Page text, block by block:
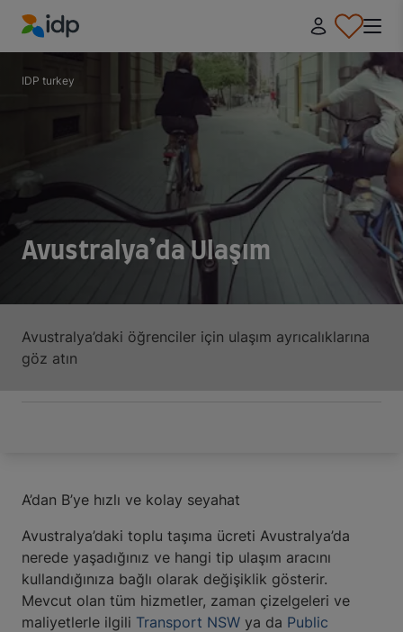
IDP Education
IDP turkey
Avustralya’da Ulaşım
Avustralya’daki öğrenciler için ulaşım ayrıcalıklarına
göz atın
A’dan B’ye hızlı ve kolay seyahat
Avustralya’daki toplu taşıma ücreti Avustralya’da
nerede yaşadığınız ve hangi tip ulaşım aracını
kullandığınıza bağlı olarak değişiklik gösterir.
Mevcut olan tüm hizmetler, zaman çizelgeleri ve
maliyetlerle ilgili Transport NSW ya da Public